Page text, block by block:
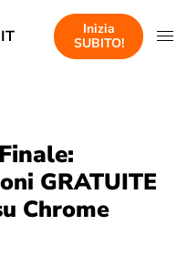
IT
Inizia
SUBITO!
GRATUITE
Chrome